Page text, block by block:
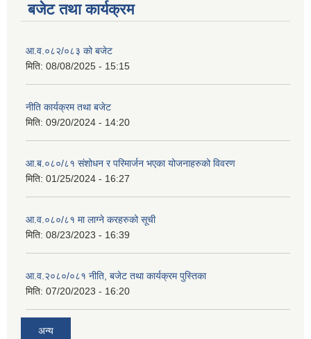
बजेट तथा कार्यक्रम
आ.व.०८२/०८३ को बजेट
मिति: 08/08/2025 - 15:15
नीति कार्यक्रम तथा बजेट
मिति: 09/20/2024 - 14:20
आ.ब.०८०/८१ संशोधन र परिमार्जन भएका योजनाहरुको विवरण
मिति: 01/25/2024 - 16:27
आ.व.०८०/८१ मा लाग्ने करहरुको सूची
मिति: 08/23/2023 - 16:39
आ.व.२०८०/०८१ नीति, बजेट तथा कार्यक्रम पुस्तिका
मिति: 07/20/2023 - 16:20
अन्य